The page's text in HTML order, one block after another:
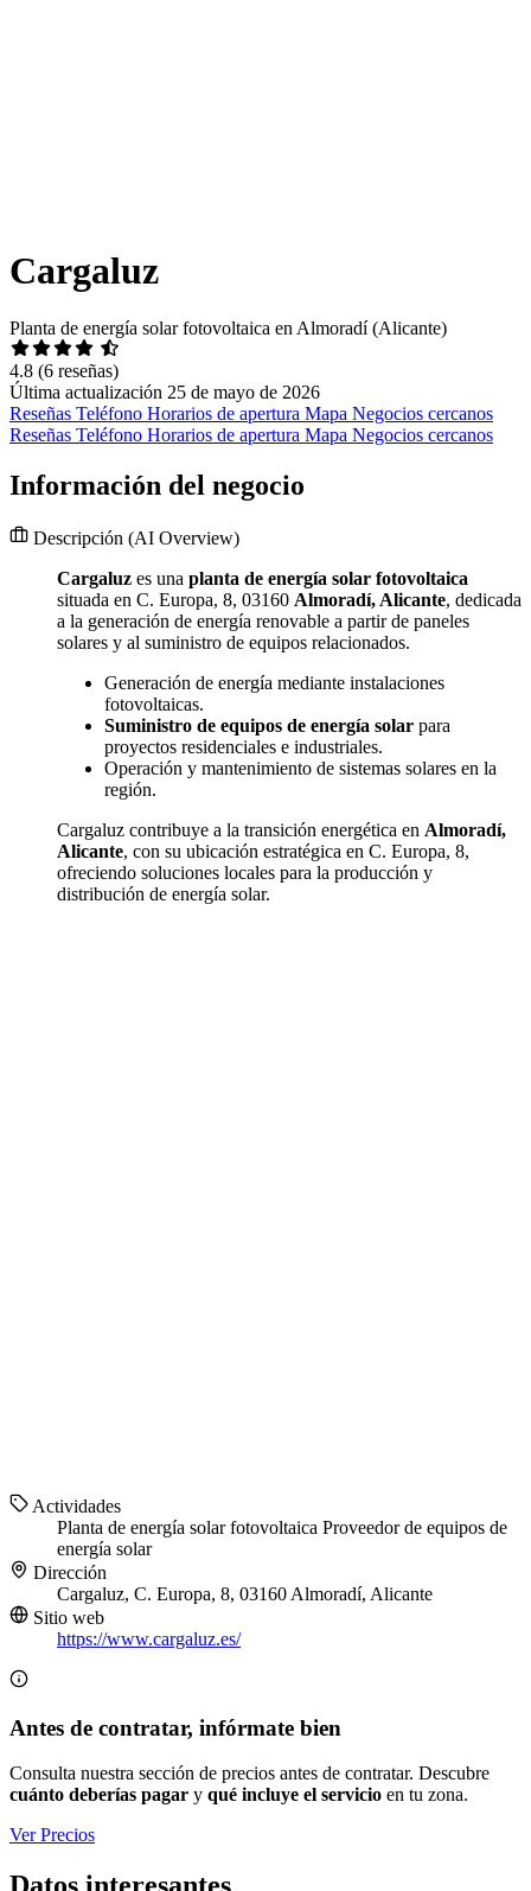
Cargaluz
Planta de energía solar fotovoltaica en Almoradí (Alicante)
4.8 (6 reseñas)
Última actualización 25 de mayo de 2026
Reseñas Teléfono Horarios de apertura Mapa Negocios cercanos
Reseñas Teléfono Horarios de apertura Mapa Negocios cercanos
Información del negocio
Descripción (AI Overview)
Cargaluz es una planta de energía solar fotovoltaica
situada en C. Europa, 8, 03160 Almoradí, Alicante, dedicada
a la generación de energía renovable a partir de paneles
solares y al suministro de equipos relacionados.
Generación de energía mediante instalaciones
fotovoltaicas.
Suministro de equipos de energía solar para
proyectos residenciales e industriales.
Operación y mantenimiento de sistemas solares en la
región.
Cargaluz contribuye a la transición energética en Almoradí,
Alicante, con su ubicación estratégica en C. Europa, 8,
ofreciendo soluciones locales para la producción y
distribución de energía solar.
Actividades
Planta de energía solar fotovoltaica Proveedor de equipos de
energía solar
Dirección
Cargaluz, C. Europa, 8, 03160 Almoradí, Alicante
Sitio web
https://www.cargaluz.es/
Antes de contratar, infórmate bien
Consulta nuestra sección de precios antes de contratar. Descubre
cuánto deberías pagar y qué incluye el servicio en tu zona.
Ver Precios